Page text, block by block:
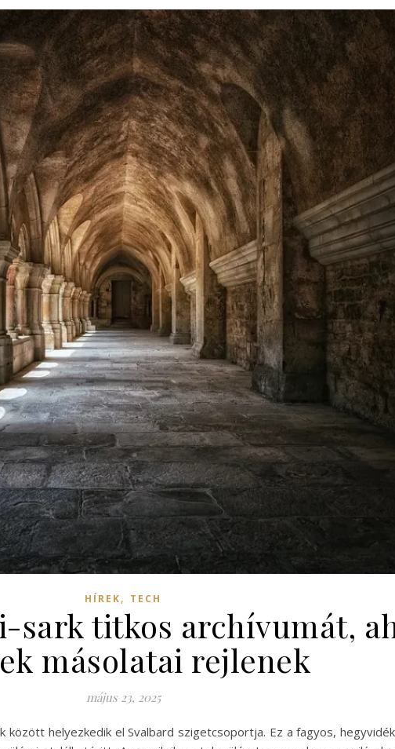
HÍREK, TECH
sark titkos archívumát,
másolatai rejlenek
május 23, 2025
között helyezkedik el Svalbard szigetcsoportja. Ez a fagyos,